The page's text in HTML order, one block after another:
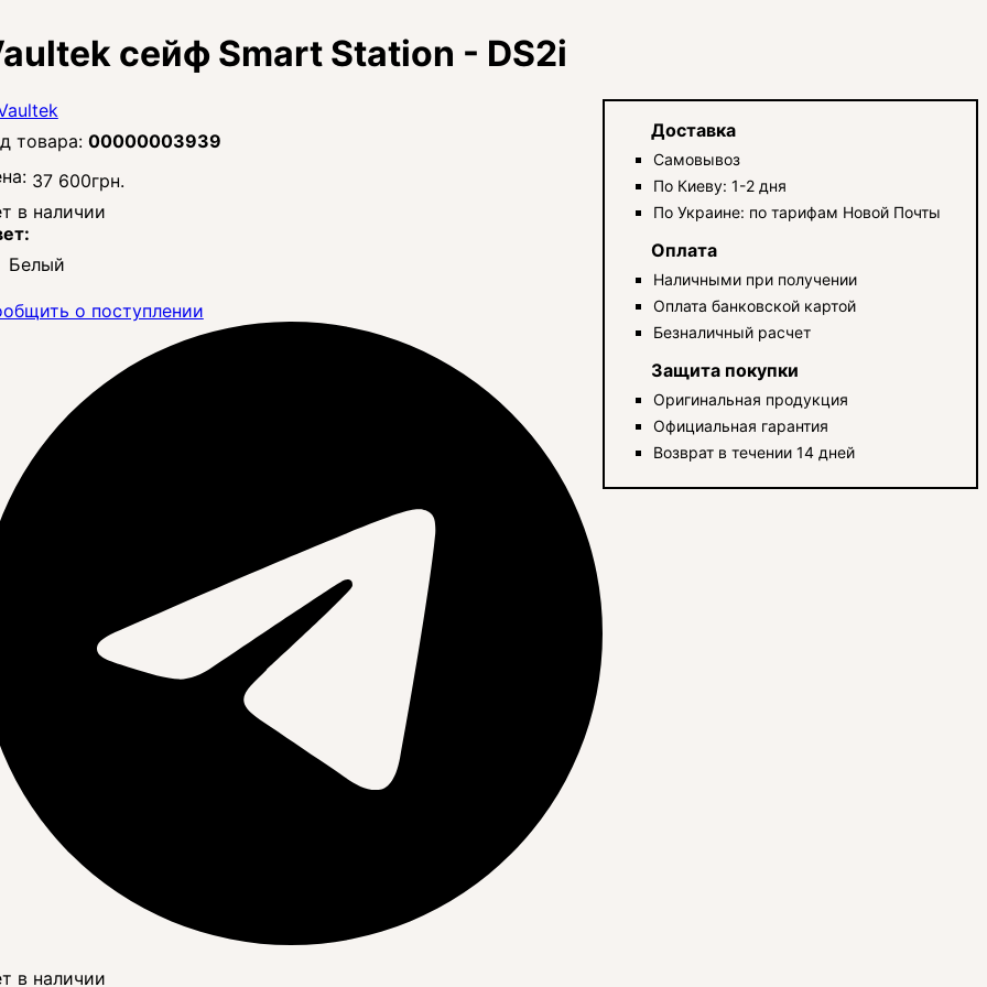
сейф Smart Station - DS2i
00000003939
37 600грн.
в наличии
Белый
о поступлении
в наличии
Доставка
Самовывоз
По Киеву: 1-2 дня
По Украине: по тарифам Новой Почты
Оплата
Наличными при получении
Оплата банковской картой
Безналичный расчет
Защита покупки
Оригинальная продукция
Официальная гарантия
Возврат в течении 14 дней